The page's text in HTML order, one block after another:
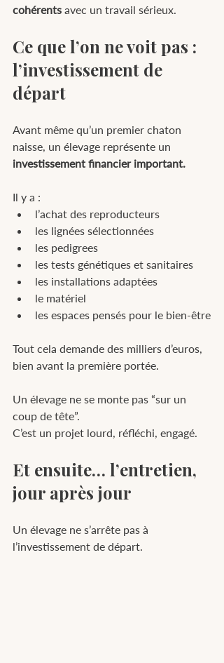
cohérents avec un travail sérieux.
Ce que l’on ne voit pas :
l’investissement de
départ
Avant même qu’un premier chaton
naisse, un élevage représente un
investissement financier important.
Il y a :
l’achat des reproducteurs
les lignées sélectionnées
les pedigrees
les tests génétiques et sanitaires
les installations adaptées
le matériel
les espaces pensés pour le bien-être
Tout cela demande des milliers d’euros,
bien avant la première portée.
Un élevage ne se monte pas “sur un
coup de tête”.
C’est un projet lourd, réfléchi, engagé.
Et ensuite… l’entretien,
jour après jour
Un élevage ne s’arrête pas à
l’investissement de départ.